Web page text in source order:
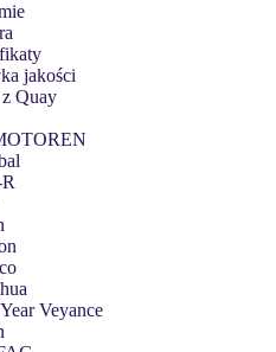
jakości
Quay
Veyance